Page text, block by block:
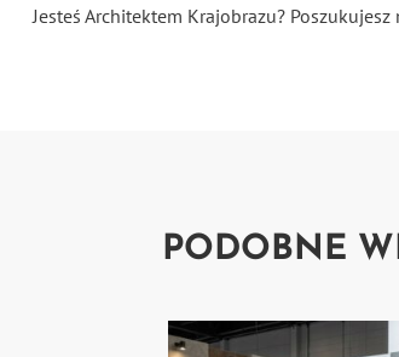
Jesteś Architektem Krajobrazu?
PODOBNE